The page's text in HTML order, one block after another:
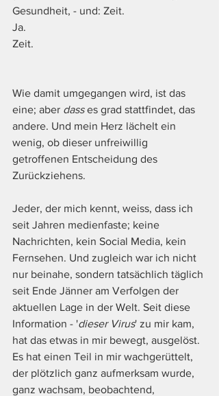
Gesundheit, - und: Zeit.
Ja.
Zeit.
Wie damit umgegangen wird, ist das
eine; aber dass es grad stattfindet, das
andere. Und mein Herz lächelt ein
wenig, ob dieser unfreiwillig
getroffenen Entscheidung des
Zurückziehens.
Jeder, der mich kennt, weiss, dass ich
seit Jahren medienfaste; keine
Nachrichten, kein Social Media, kein
Fernsehen. Und zugleich war ich nicht
nur beinahe, sondern tatsächlich täglich
seit Ende Jänner am Verfolgen der
aktuellen Lage in der Welt. Seit diese
Information - 'dieser Virus' zu mir kam,
hat das etwas in mir bewegt, ausgelöst.
Es hat einen Teil in mir wachgerüttelt,
der plötzlich ganz aufmerksam wurde,
ganz wachsam, beobachtend,